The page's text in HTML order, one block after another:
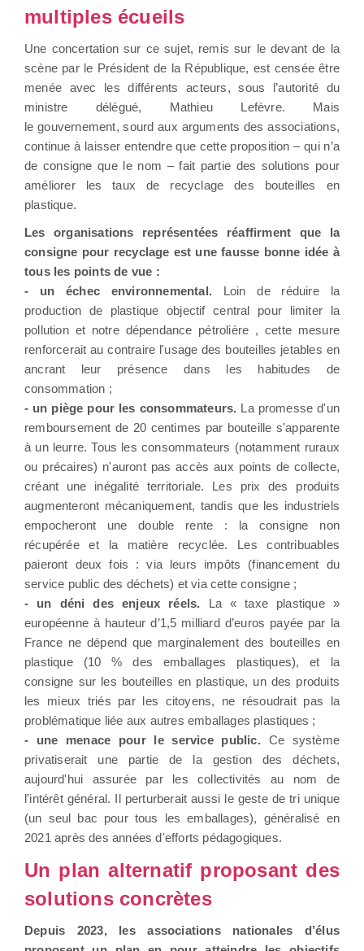
multiples écueils
Une concertation sur ce sujet, remis sur le devant de la
scène par le Président de la République, est censée être
menée avec les différents acteurs, sous l’autorité du
ministre délégué, Mathieu Lefèvre. Mais
le gouvernement, sourd aux arguments des associations,
continue à laisser entendre que cette proposition – qui n’a
de consigne que le nom – fait partie des solutions pour
améliorer les taux de recyclage des bouteilles en
plastique.
Les organisations représentées réaffirment que la
consigne pour recyclage est une fausse bonne idée à
tous les points de vue :
- un échec environnemental. Loin de réduire la
production de plastique objectif central pour limiter la
pollution et notre dépendance pétrolière , cette mesure
renforcerait au contraire l'usage des bouteilles jetables en
ancrant leur présence dans les habitudes de
consommation ;
- un piège pour les consommateurs. La promesse d'un
remboursement de 20 centimes par bouteille s'apparente
à un leurre. Tous les consommateurs (notamment ruraux
ou précaires) n'auront pas accès aux points de collecte,
créant une inégalité territoriale. Les prix des produits
augmenteront mécaniquement, tandis que les industriels
empocheront une double rente : la consigne non
récupérée et la matière recyclée. Les contribuables
paieront deux fois : via leurs impôts (financement du
service public des déchets) et via cette consigne ;
- un déni des enjeux réels. La « taxe plastique »
européenne à hauteur d’1,5 milliard d’euros payée par la
France ne dépend que marginalement des bouteilles en
plastique (10 % des emballages plastiques), et la
consigne sur les bouteilles en plastique, un des produits
les mieux triés par les citoyens, ne résoudrait pas la
problématique liée aux autres emballages plastiques ;
- une menace pour le service public. Ce système
privatiserait une partie de la gestion des déchets,
aujourd'hui assurée par les collectivités au nom de
l'intérêt général. Il perturberait aussi le geste de tri unique
(un seul bac pour tous les emballages), généralisé en
2021 après des années d'efforts pédagogiques.
Un plan alternatif proposant des
solutions concrètes
Depuis 2023, les associations nationales d’élus